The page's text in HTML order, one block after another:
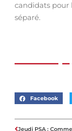
candidats pour
séparé.
Facebook